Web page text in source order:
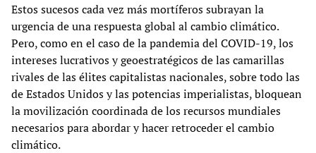
Estos sucesos cada vez más mortíferos subrayan la
urgencia de una respuesta global al cambio climático.
Pero, como en el caso de la pandemia del COVID-19, los
intereses lucrativos y geoestratégicos de las camarillas
rivales de las élites capitalistas nacionales, sobre todo las
de Estados Unidos y las potencias imperialistas, bloquean
la movilización coordinada de los recursos mundiales
necesarios para abordar y hacer retroceder el cambio
climático.